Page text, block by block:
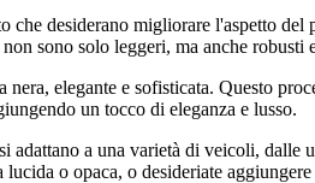
desiderano migliorare l'aspetto
sono solo leggeri, ma anche
elegante e sofisticata. Questo
un tocco di eleganza e lusso.
a una varietà di veicoli,
o opaca, o desideriate